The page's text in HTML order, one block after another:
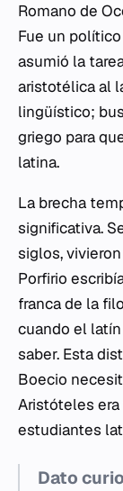
Romano de
Fue un
asumió la
aristotélica al
lingüístico;
griego para
latina.
La brecha
significativa.
siglos,
Porfirio
franca de la
cuando el
saber. Esta
Boecio
Aristóteles
estudiantes
Dato